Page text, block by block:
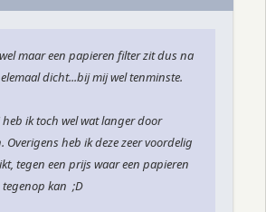
maar een papieren filter zit dus na
dicht...bij mij wel tenminste.
heb ik toch wel wat langer door
heb ik deze zeer voordelig
tegen een prijs waar een papieren
tegenop kan ;D